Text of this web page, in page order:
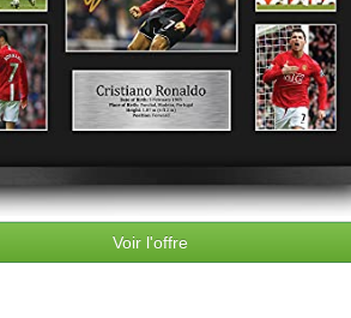
Voir l'offre